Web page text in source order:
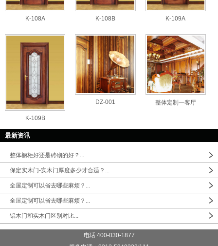
K-108A K-108B K-109A
K-109B
DZ-001 整体定制—客厅
最新资讯
整体橱柜好还是砖砌的好？...
保定实木门-实木门厚度多少才合适？...
全屋定制可以省去哪些麻烦？...
全屋定制可以省去哪些麻烦？...
铝木门和实木门区别对比...
电话:400-030-1877